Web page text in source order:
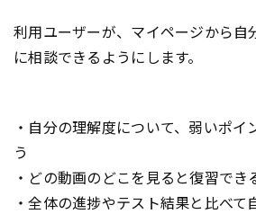
利用ユーザーが、マイページから自
に相談できるようにします。
・自分の理解度について、弱いポイ
う
・どの動画のどこを見ると復習でき
・全体の進捗やテスト結果と比べ